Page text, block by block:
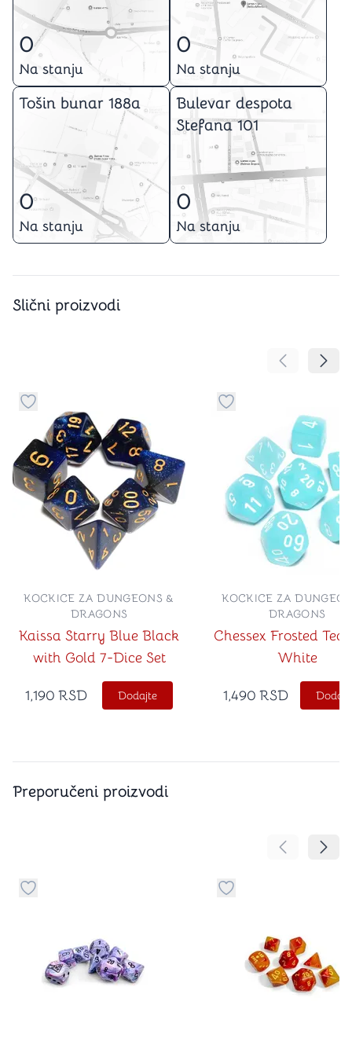
0
Na stanju
0
Na stanju
Tošin bunar 188a
0
Na stanju
Bulevar despota
Stefana 101
0
Na stanju
Slični proizvodi
Pomeranje
Dugme za dodavanje stvari u kategoriju omiljeno
Kaissa Starry Blue Black
with Gold 7-Dice Set
KOCKICE ZA DUNGEONS &
DRAGONS
1,190 RSD Dodajte
Dugme za dodavanje
Chessex Frosted
White
KOCKICE ZA
DRAGONS
1,490 RSD
Preporučeni proizvodi
Pomeranje
Dugme za dodavanje stvari u kategoriju omiljeno
Dugme za dodavanje